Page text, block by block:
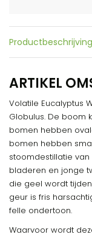
ARTIKEL
Volatile Eucalyptus
Globulus. De boom
bomen hebben
bomen hebben
stoomdestillatie
bladeren en jonge
die geel wordt
geur is fris
felle ondertoon.
Waarvoor wordt